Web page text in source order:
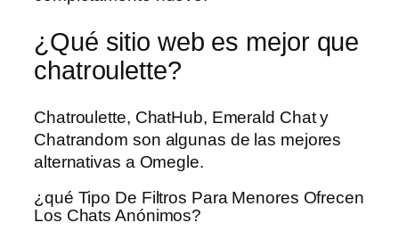
¿Qué sitio web es mejor que
chatroulette?
Chatroulette, ChatHub, Emerald Chat y
Chatrandom son algunas de las mejores
alternativas a Omegle.
¿qué Tipo De Filtros Para Menores Ofrecen
Los Chats Anónimos?